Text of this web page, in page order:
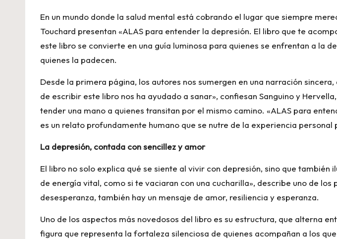
En un mundo donde la salud mental está cobrando el lugar que siempre
Touchard presentan «ALAS para entender la depresión. El libro que te
este libro se convierte en una guía luminosa para quienes se enfrentan a la
quienes la padecen.
Desde la primera página, los autores nos sumergen en una narración
de escribir este libro nos ha ayudado a sanar», confiesan Sanguino y
tender una mano a quienes transitan por el mismo camino. «ALAS para
es un relato profundamente humano que se nutre de la experiencia
La depresión, contada con sencillez y amor
El libro no solo explica qué se siente al vivir con depresión, sino que
de energía vital, como si te vaciaran con una cucharilla», describe uno de
desesperanza, también hay un mensaje de amor, resiliencia y esperanza.
Uno de los aspectos más novedosos del libro es su estructura, que alterna
figura que representa la fortaleza silenciosa de quienes acompañan a los